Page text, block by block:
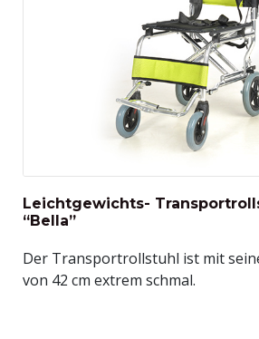
Leichtgewichts-
“Bella”
Der Transportrollstuhl ist mit
von 42 cm extrem schmal.